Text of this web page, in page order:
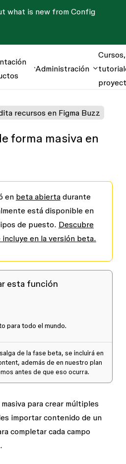
what is new from Config
Administración
Cursos,
recursos en Figma Buzz
forma masiva en
en beta abiertadurante
está disponible en
de puesto. Descubre
incluye en la versión beta.
esta función
para todo el mundo.
de la fase beta, se incluirá en
además de en nuestro plan
antes de que eso ocurra.
para crear múltiples
importar contenido de un
completar cada campo